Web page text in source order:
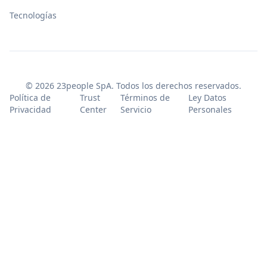
Tecnologías
© 2026 23people SpA. Todos los derechos reservados.
Política de
Privacidad
Trust
Center
Términos de
Servicio
Ley Datos
Personales